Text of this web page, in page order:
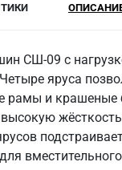
СШ-09 с
яруса
рамы и крашеные